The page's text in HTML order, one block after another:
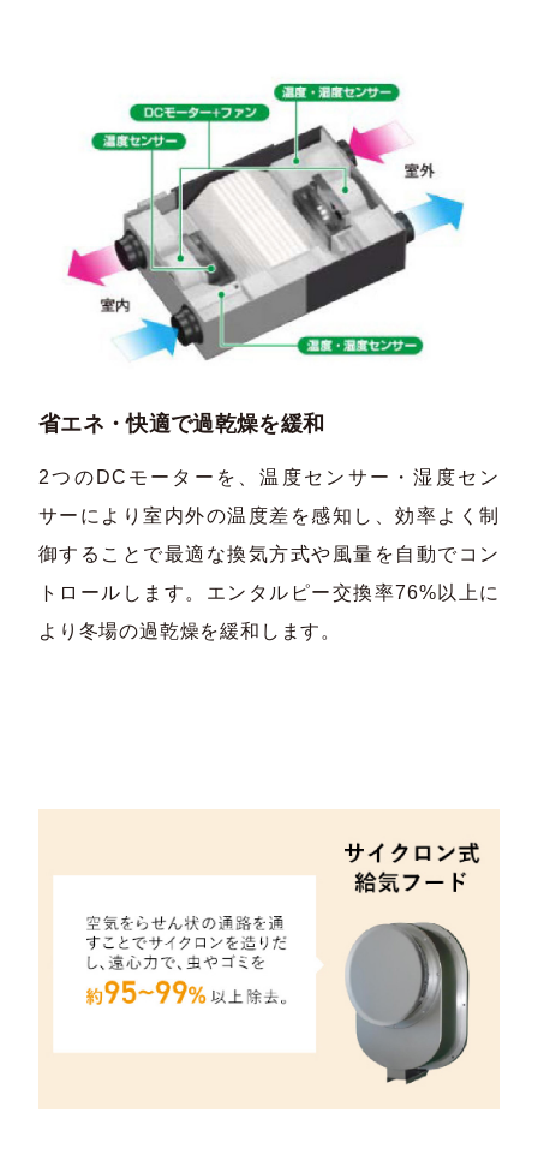
省エネ・快適で過乾燥を緩和
2つのDCモーターを、温度センサー・湿度セン
サーにより室内外の温度差を感知し、効率よく制
御することで最適な換気方式や風量を自動でコン
トロールします。エンタルピー交換率76%以上に
より冬場の過乾燥を緩和します。